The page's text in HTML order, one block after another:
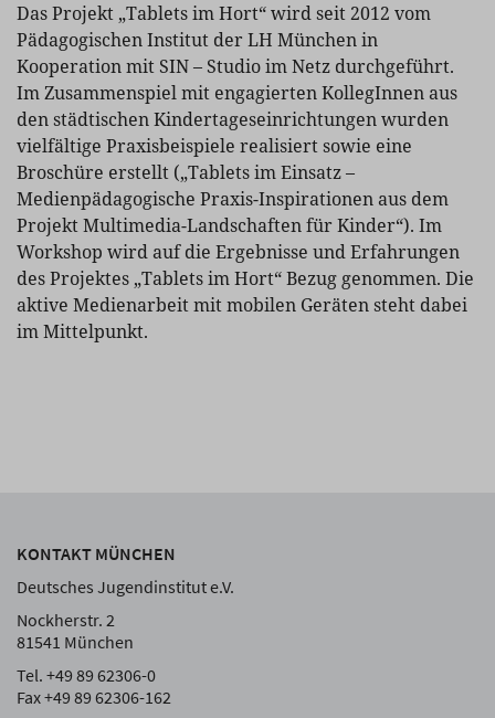
Das Projekt „Tablets im Hort“ wird seit 2012 vom
Pädagogischen Institut der LH München in
Kooperation mit SIN – Studio im Netz durchgeführt.
Im Zusammenspiel mit engagierten KollegInnen aus
den städtischen Kindertageseinrichtungen wurden
vielfältige Praxisbeispiele realisiert sowie eine
Broschüre erstellt („Tablets im Einsatz –
Medienpädagogische Praxis-Inspirationen aus dem
Projekt Multimedia-Landschaften für Kinder“). Im
Workshop wird auf die Ergebnisse und Erfahrungen
des Projektes „Tablets im Hort“ Bezug genommen. Die
aktive Medienarbeit mit mobilen Geräten steht dabei
im Mittelpunkt.
KONTAKT MÜNCHEN
Deutsches Jugendinstitut e.V.
Nockherstr. 2
81541 München
Tel. +49 89 62306-0
Fax +49 89 62306-162